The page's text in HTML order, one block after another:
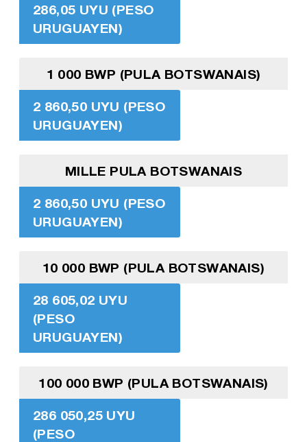
286,05 UYU (PESO
URUGUAYEN)
1 000 BWP (PULA BOTSWANAIS)
2 860,50 UYU (PESO
URUGUAYEN)
MILLE PULA BOTSWANAIS
2 860,50 UYU (PESO
URUGUAYEN)
10 000 BWP (PULA BOTSWANAIS)
28 605,02 UYU
(PESO
URUGUAYEN)
100 000 BWP (PULA BOTSWANAIS)
286 050,25 UYU
(PESO